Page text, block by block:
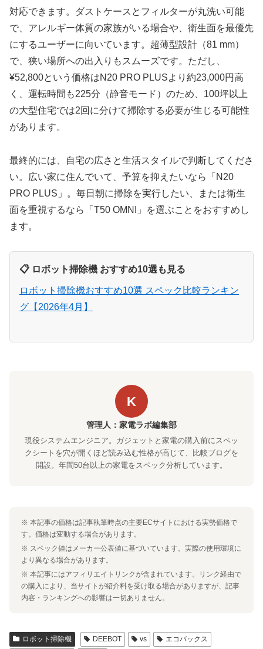
対応できます。ダストケースとフィルターが丸洗い可能
で、アレルギー体質の家族がいる場合や、衛生面を最優先
にするユーザーに向いています。超薄型設計（81 mm）
で、狭い場所への出入りもスムーズです。ただし、
¥52,800という価格はN20 PRO PLUSより約23,000円高
く、運転時間も225分（静音モード）のため、100坪以上
の大型住宅では2回に分けて掃除する必要が生じる可能性
があります。
最終的には、自宅の広さと生活スタイルで判断してくださ
い。広い家に住んでいて、予算を抑えたいなら「N20
PRO PLUS」。毎日朝に掃除を実行したい、または衛生
面を重視するなら「T50 OMNI」を選ぶことをおすすめし
ます。
📋 ロボット掃除機 おすすめ10選も見る
ロボット掃除機おすすめ10選 スペック比較ランキン
グ【2026年4月】
K
管理人：家電ラボ編集部
現役システムエンジニア。ガジェットと家電の購入前にスペッ
クシートを穴が開くほど読み込む性格が高じて、比較ブログを
開設。年間50台以上の家電をスペック分析しています。
※ 本記事の価格は記事執筆時点の主要ECサイトにおける実勢価格で
す。価格は変動する場合があります。
※ スペック値はメーカー公表値に基づいています。実際の使用環境に
より異なる場合があります。
※ 本記事にはアフィリエイトリンクが含まれています。リンク経由で
の購入により、当サイトが紹介料を受け取る場合がありますが、記事
内容・ランキングへの影響は一切ありません。
ロボット掃除機 DEEBOT vs
エコバックス